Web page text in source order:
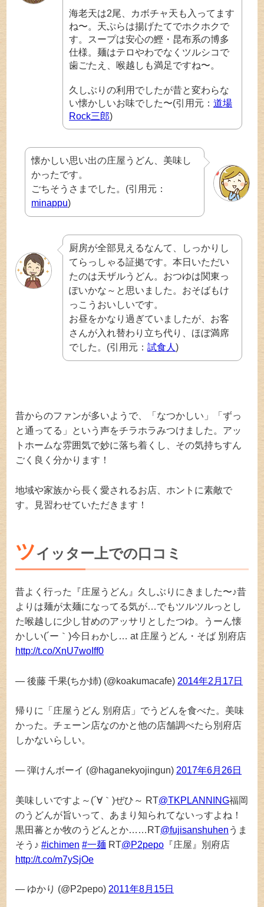
海老天は2尾、カボチャ天も入ってます
ね〜。天ぷらは揚げたてでホクホクで
す。スープは安心の鰹・昆布系の博多
仕様。麺はテロやわでなくツルシコで
歯ごたえ、喉越しも満足ですね〜。
久しぶりの利用でしたが昔と変わらな
い懐かしいお味でした〜(引用元：道場
Rock三郎)
懐かしい思い出の庄屋うどん、美味し
かったです。
ごちそうさまでした。(引用元：
minappu)
厨房が全部見えるなんて、しっかりし
てらっしゃる証拠です。本日いただい
たのは天ザルうどん。おつゆは関東っ
ぽいかな～と思いました。おそばもけ
っこうおいしいです。
お昼をかなり過ぎていましたが、お客
さんが入れ替わり立ち代り、ほぼ満席
でした。(引用元：試食人)
昔からのファンが多いようで、「なつかしい」「ずっ
と通ってる」という声をチラホラみつけました。アッ
トホームな雰囲気で妙に落ち着くし、その気持ちすん
ごく良く分かります！
地域や家族から長く愛されるお店、ホントに素敵で
す。見習わせていただきます！
ツイッター上での口コミ
昔よく行った『庄屋うどん』久しぶりにきました〜♪昔
よりは麺が太麺になってる気が…でもツルツルっとし
た喉越しに少し甘めのアッサリとしたつゆ。うーん懐
かしい(´ー｀)今日ゎかし… at 庄屋うどん・そば 別府店
http://t.co/XnU7woIff0
— 後藤 千果(ちか姉) (@koakumacafe) 2014年2月17日
帰りに「庄屋うどん 別府店」でうどんを食べた。美味
かった。チェーン店なのかと他の店舗調べたら別府店
しかないらしい。
— 弾けんボーイ (@haganekyojingun) 2017年6月26日
美味しいですよ～(´∀｀)ぜひ～ RT@TKPLANNING福岡
のうどんが旨いって、あまり知られてないっすよね！
黒田蕃とか牧のうどんとか……RT@fujisanshuhen うま
そう♪#ichimen #一麺 RT@P2pepo 『庄屋』別府店
http://t.co/m7ySjOe
— ゆかり (@P2pepo) 2011年8月15日